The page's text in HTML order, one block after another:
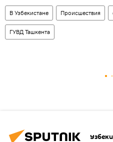
В Узбекистане Происшествия
ГУВД Ташкента